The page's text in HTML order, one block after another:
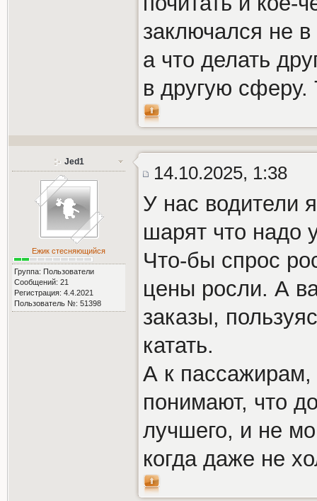
заключался не
а что делать
в другую сферу.
Jed1
Ежик стесняющийся
Группа: Пользователи
Сообщений: 21
Регистрация: 4.4.2021
Пользователь №: 51398
14.10.2025, 1:38
У нас водители
шарят что надо
Что-бы спрос
цены росли. А
заказы,
катать.
А к пассажирам,
понимают, что
лучшего, и не
когда даже не